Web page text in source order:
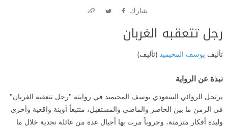
شارك
رجل تتعقبه الغربان
تأليف يوسف المحيميد (تأليف)
نبذة عن الرواية
يرتحل الروائي السعودي يوسف المحيميد في روايته "رجل تتعقبه الغربان"
في الزمن ما بين الحاضر والماضي والمستقبل، متتبعاً أوبئة واقعية وأخرى
وليدة أفكار متزمتة، وحروباً مرت بها أجيال عدة من عائلة نجدية خلال ما